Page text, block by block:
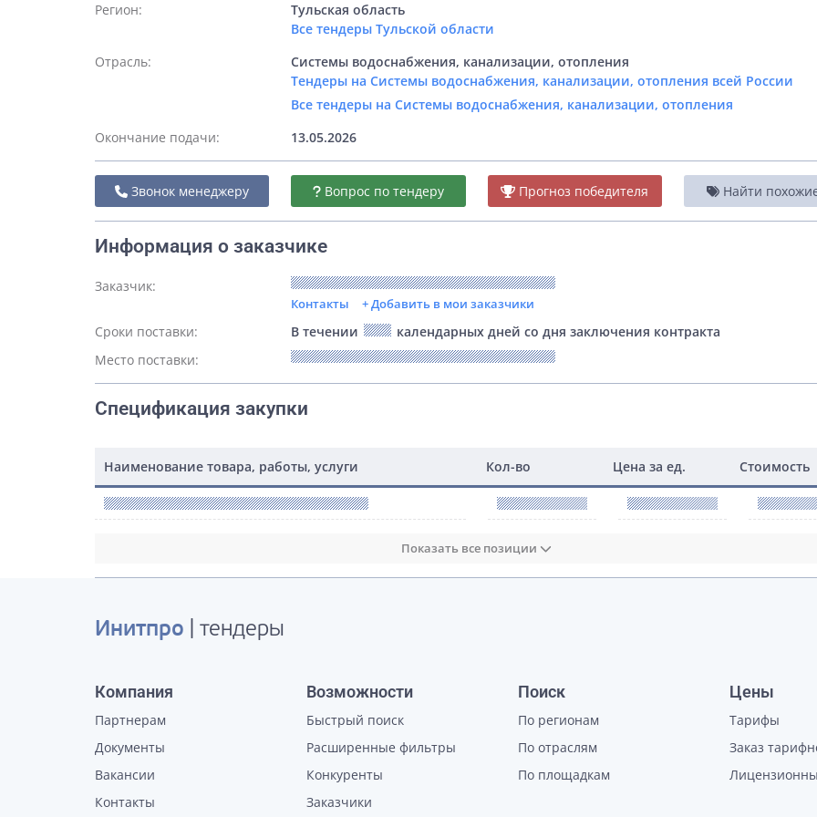
Регион:
Тульская область
Все тендеры Тульской области
Отрасль:
Системы водоснабжения, канализации, отопления
Тендеры на Системы водоснабжения, канализации, отопления всей России
Все тендеры на Системы водоснабжения, канализации, отопления
Окончание подачи:
13.05.2026
Звонок менеджеру Вопрос по тендеру Прогноз победителя Найти
Информация о заказчике
Заказчик:
Контакты + Добавить в мои заказчики
Сроки поставки: В течении
календарных дней со дня заключения контракта
Место поставки:
Спецификация закупки
Наименование товара, работы, услуги Кол-во Цена за ед. Стоимость
Показать все позиции
Инитпро | тендеры
Компания
Партнерам
Документы
Вакансии
Контакты
Возможности
Быстрый поиск
Расширенные фильтры
Конкуренты
Заказчики
Поиск
По регионам
По отраслям
По площадкам
Цены
Тарифы
Заказ